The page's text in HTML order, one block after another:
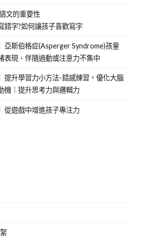
文的重要性
錯字?如何讓孩子喜歡寫字
亞斯伯格症(Asperger Syndrome)孩童
表現、伴隨過動或注意力不集中
提升學習力小方法-錯感練習，優化大腦
機｜提升思考力與邏輯力
從遊戲中增進孩子專注力